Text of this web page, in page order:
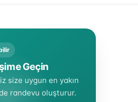
Geçin
size uygun en yakın
randevu oluşturur.